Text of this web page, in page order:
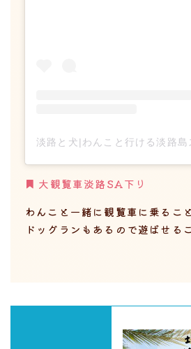
大観覧車淡路SA下り
わんこと一緒に観覧車に乗るこ
ドッグランもあるので遊ばせる